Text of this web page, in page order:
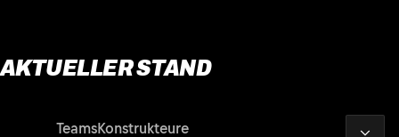
AKTUELLER STAND
TeamsKonstrukteure